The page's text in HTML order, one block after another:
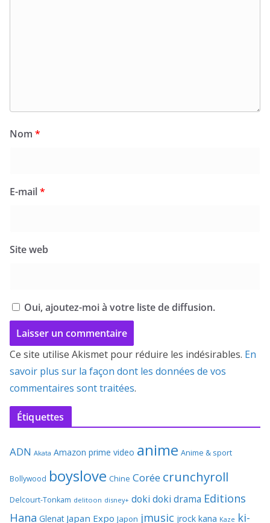
Nom *
E-mail*
Site web
Oui, ajoutez-moi à votre liste de diffusion.
Ce site utilise Akismet pour réduire les indésirables. En
savoir plus sur la façon dont les données de vos
commentaires sont traitées.
Étiquettes
ADN Akata Amazon prime video anime Anime & sport
Bollywood boyslove Chine Corée crunchyroll
Delcourt-Tonkam delitoon disney+ doki doki drama Editions
Hana Glenat Japan Expo Japon jmusic jrock kana Kaze ki-